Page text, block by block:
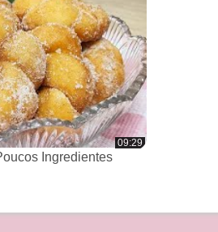
09:29
Ingredientes